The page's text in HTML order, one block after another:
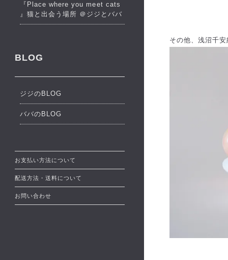
その他、浅沼千
『Place where you meet cats
』猫と出会う場所 ＠ジジとババ
BLOG
ジジのBLOG
ババのBLOG
お支払い方法について
配送方法・送料について
お問い合わせ